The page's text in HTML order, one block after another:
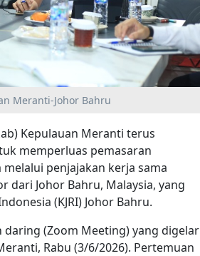
Meranti-Johor Bahru
Kepulauan Meranti terus
memperluas pemasaran
penjajakan kerja sama
dari Johor Bahru, Malaysia, yang
(KJRI) Johor Bahru.
(Zoom Meeting) yang digelar
Rabu (3/6/2026). Pertemuan